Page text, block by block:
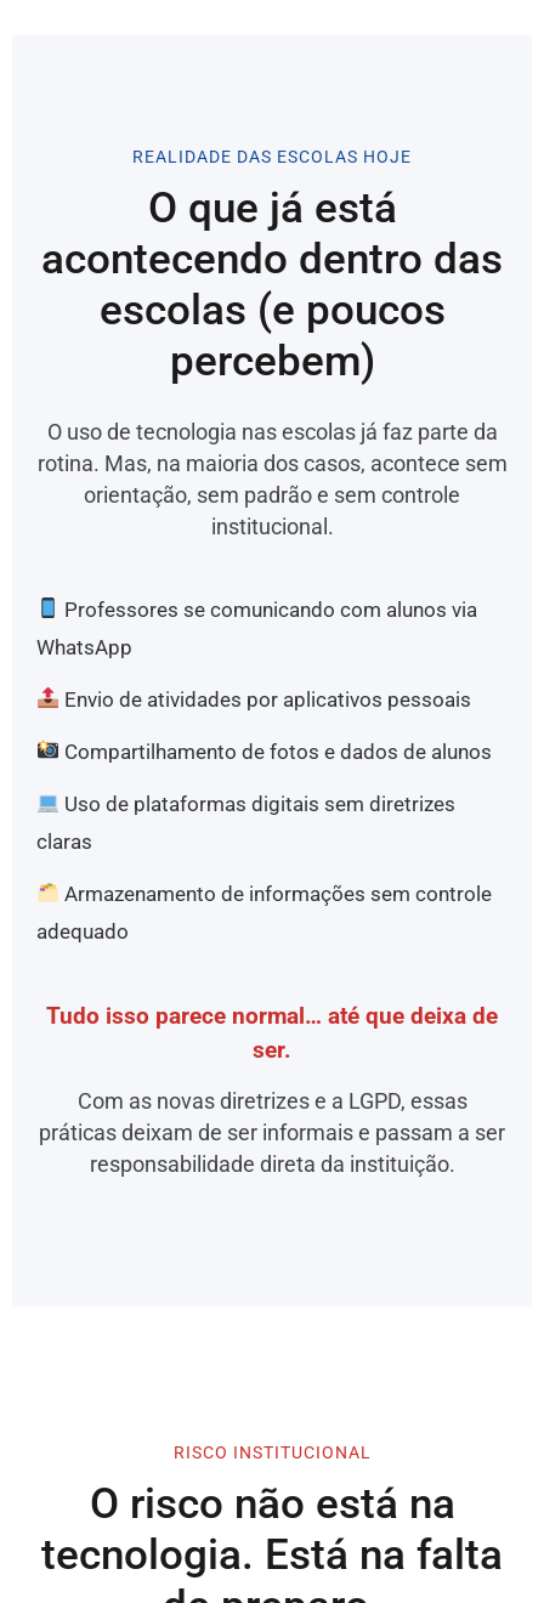
REALIDADE DAS ESCOLAS HOJE
O que já está
acontecendo dentro das
escolas (e poucos
percebem)
O uso de tecnologia nas escolas já faz parte da
rotina. Mas, na maioria dos casos, acontece sem
orientação, sem padrão e sem controle
institucional.
Professores se comunicando com alunos via
WhatsApp
Envio de atividades por aplicativos pessoais
Compartilhamento de fotos e dados de alunos
Uso de plataformas digitais sem diretrizes
claras
Armazenamento de informações sem controle
adequado
Tudo isso parece normal… até que deixa de
ser.
Com as novas diretrizes e a LGPD, essas
práticas deixam de ser informais e passam a ser
responsabilidade direta da instituição.
RISCO INSTITUCIONAL
O risco não está na
tecnologia. Está na falta